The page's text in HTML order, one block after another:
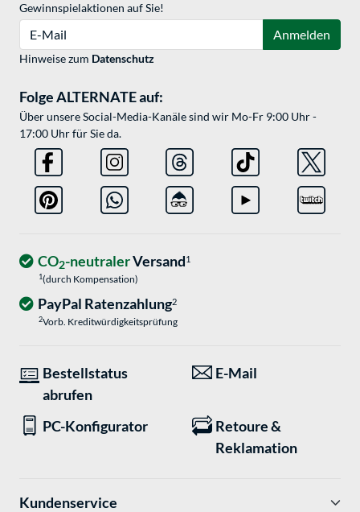
Gewinnspielaktionen auf Sie!
Anmelden
Hinweise zum Datenschutz
Folge ALTERNATE auf:
Über unsere Social-Media-Kanäle sind wir Mo-Fr 9:00 Uhr -
17:00 Uhr für Sie da.
CO2-neutralerVersand1
1(durch Kompensation)
PayPal Ratenzahlung2
2Vorb. Kreditwürdigkeitsprüfung
Bestellstatus
abrufen
E-Mail
PC-Konfigurator
Retoure &
Reklamation
Kundenservice